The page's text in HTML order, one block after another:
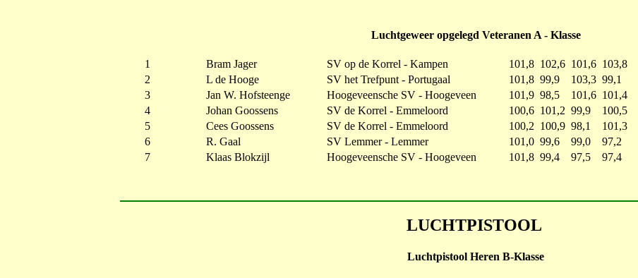
Luchtgeweer opgelegd Veteranen A - Klasse
1 Bram Jager SV op de Korrel - Kampen 101,8 102,6 101,6 103,8
2
L de Hooge SV het Trefpunt - Portugaal 101,8 99,9 103,3 99,1
3
Jan W. Hofsteenge Hoogeveensche SV - Hoogeveen 101,9 98,5 101,6 101,4
4
Johan Goossens SV de Korrel - Emmeloord 100,6 101,2 99,9 100,5
5
Cees Goossens SV de Korrel - Emmeloord 100,2 100,9 98,1 101,3
6
R. Gaal SV Lemmer - Lemmer 101,0 99,6 99,0 97,2
7
Klaas Blokzijl Hoogeveensche SV - Hoogeveen 101,8 99,4 97,5 97,4
LUCHTPISTOOL
Luchtpistool Heren B-Klasse